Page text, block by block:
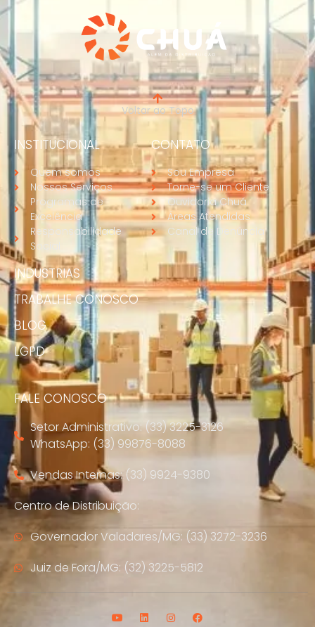
Voltar ao Topo
INSTITUCIONAL
Quem somos
Nossos Serviços
Programas de
Excelência
Responsabilidade
Social
INDUSTRIAS
TRABALHE CONOSCO
BLOG
LGPD
CONTATO
Sou Empresa
Torne-se um Cliente
Ouvidoria Chuá
Áreas Atendidas
Canal de Denúncia
FALE CONOSCO
Setor Administrativo: (33) 3225-3126
WhatsApp: (33) 99876-8088
Vendas Internas: (33) 9924-9380
Centro de Distribuição:
Governador Valadares/MG: (33) 3272-3236
Juiz de Fora/MG: (32) 3225-5812